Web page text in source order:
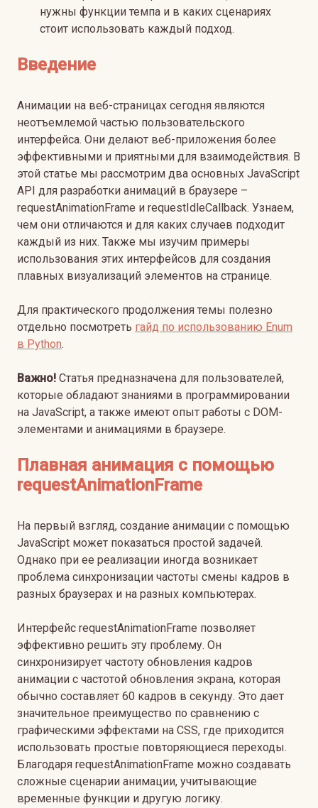
нужны функции темпа и в каких сценариях
стоит использовать каждый подход.
Введение
Анимации на веб-страницах сегодня являются
неотъемлемой частью пользовательского
интерфейса. Они делают веб-приложения более
эффективными и приятными для взаимодействия. В
этой статье мы рассмотрим два основных JavaScript
API для разработки анимаций в браузере –
requestAnimationFrame и requestIdleCallback. Узнаем,
чем они отличаются и для каких случаев подходит
каждый из них. Также мы изучим примеры
использования этих интерфейсов для создания
плавных визуализаций элементов на странице.
Для практического продолжения темы полезно
отдельно посмотреть гайд по использованию Enum
в Python.
Важно! Статья предназначена для пользователей,
которые обладают знаниями в программировании
на JavaScript, а также имеют опыт работы с DOM-
элементами и анимациями в браузере.
Плавная анимация с помощью
requestAnimationFrame
На первый взгляд, создание анимации с помощью
JavaScript может показаться простой задачей.
Однако при ее реализации иногда возникает
проблема синхронизации частоты смены кадров в
разных браузерах и на разных компьютерах.
Интерфейс requestAnimationFrame позволяет
эффективно решить эту проблему. Он
синхронизирует частоту обновления кадров
анимации с частотой обновления экрана, которая
обычно составляет 60 кадров в секунду. Это дает
значительное преимущество по сравнению с
графическими эффектами на CSS, где приходится
использовать простые повторяющиеся переходы.
Благодаря requestAnimationFrame можно создавать
сложные сценарии анимации, учитывающие
временные функции и другую логику.